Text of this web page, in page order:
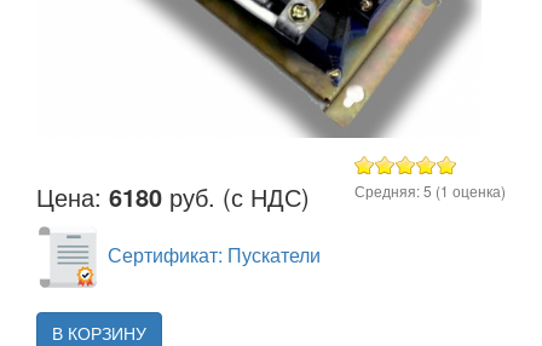
Цена: 6180 руб. (с НДС)
Сертификат: Пускатели
В КОРЗИНУ
Средняя:5 (1 оценка)